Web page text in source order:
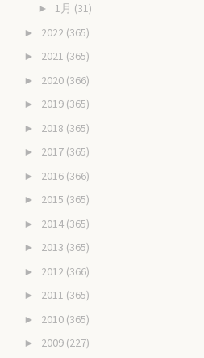
► 1月 (31)
► 2022 (365)
► 2021 (365)
► 2020 (366)
► 2019 (365)
► 2018 (365)
► 2017 (365)
► 2016 (366)
► 2015 (365)
► 2014 (365)
► 2013 (365)
► 2012 (366)
► 2011 (365)
► 2010 (365)
► 2009 (227)